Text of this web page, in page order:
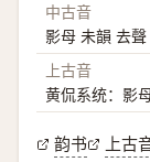
中古音
影母 未韻 去聲
上古音
黄侃系统：影
韵书 上古